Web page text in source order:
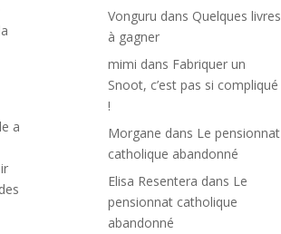
a
Vonguru dans Quelques livres
à gagner
mimi dans Fabriquer un
Snoot, c’est pas si compliqué
!
Morgane dans Le pensionnat
catholique abandonné
Elisa Resentera dans Le
pensionnat catholique
abandonné